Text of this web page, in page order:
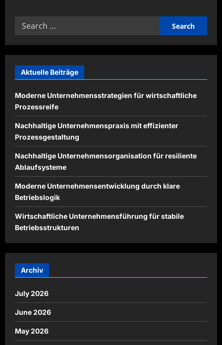
organisieren
Search
Aktuelle Beiträge
Moderne Unternehmensstrategien für wirtschaftliche
Prozessreife
Nachhaltige Unternehmenspraxis mit effizienter
Prozessgestaltung
Nachhaltige Unternehmensorganisation für resiliente
Ablaufsysteme
Moderne Unternehmensentwicklung durch klare
Betriebslogik
Wirtschaftliche Unternehmensführung für stabile
Betriebsstrukturen
Archiv
July 2026
June 2026
May 2026